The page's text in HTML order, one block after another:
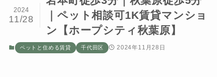
｜ペット相談可1K賃貸マンショ
ン【ホープシティ秋葉原】
2024
11/28
ペットと住める賃貸 千代田区 2024年11月28日